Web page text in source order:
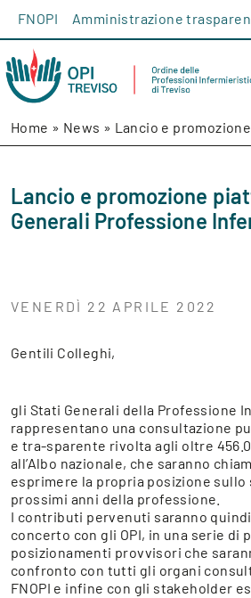
FNOPI Amministrazione
Home » News » Lancio e
Lancio e promozione
Generali Professione
VENERDÌ 22 APRILE 2022
Gentili Colleghi,
gli Stati Generali della Professione
rappresentano una consultazione
e tra-sparente rivolta agli oltre
all’Albo nazionale, che saranno
esprimere la propria posizione sullo
prossimi anni della professione.
I contributi pervenuti saranno
concerto con gli OPI, in una serie di
posizionamenti provvisori che
confronto con tutti gli organi
FNOPI e infine con gli stakeholder